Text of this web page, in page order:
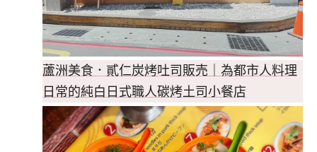
蘆洲美食．貳仁炭烤吐司販売｜為都市人料理
日常的純白日式職人碳烤土司小餐店